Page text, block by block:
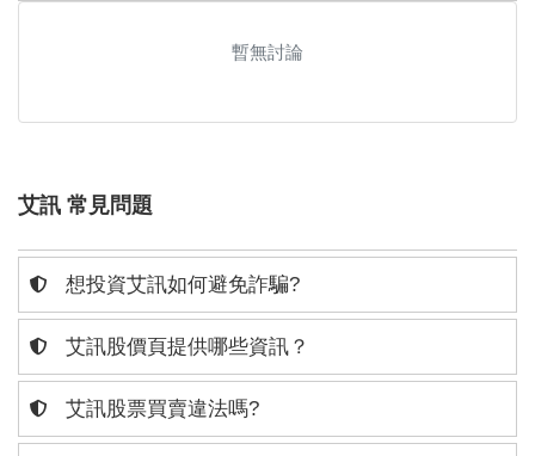
暫無討論
艾訊 常見問題
想投資艾訊如何避免詐騙?
艾訊股價頁提供哪些資訊？
艾訊股票買賣違法嗎?